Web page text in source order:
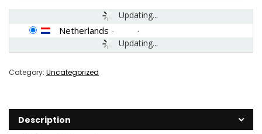
Updating...
Updating...
Netherlands -
Category: Uncategorized
Description